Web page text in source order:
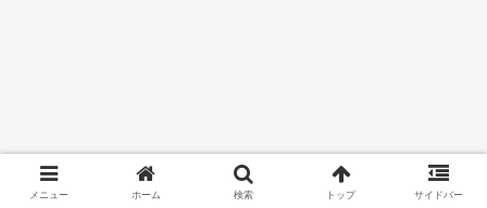
メニュー ホーム 検索 トップ サイドバー